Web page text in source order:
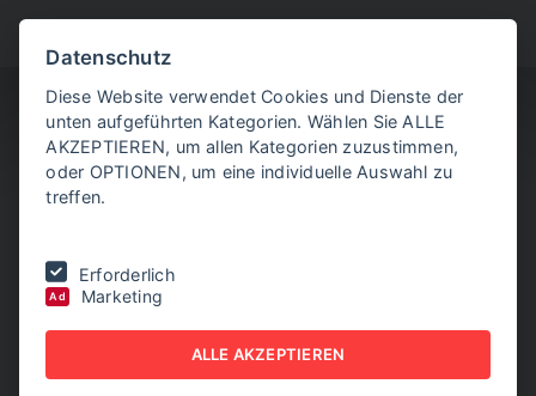
TRANSPORT- & LOGISTIK GUIDE 2026
FÜR GENERATIONEN
NEW BUSINESS GUIDES - TRANSPORT- & LOGISTIK
Datenschutz
Diese Website verwendet Cookies und Dienste der
unten aufgeführten Kategorien. Wählen Sie ALLE
AKZEPTIEREN, um allen Kategorien zuzustimmen,
oder OPTIONEN, um eine individuelle Auswahl zu
treffen.
Erforderlich
Ad Marketing
ALLE AKZEPTIEREN